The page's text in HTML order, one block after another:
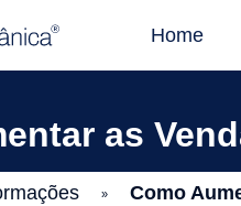
Home
as
» Como